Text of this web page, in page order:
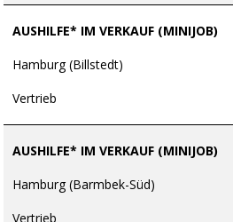
AUSHILFE* IM VERKAUF (MINIJOB)
Hamburg (Billstedt)
Vertrieb
AUSHILFE* IM VERKAUF (MINIJOB)
Hamburg (Barmbek-Süd)
Vertrieb